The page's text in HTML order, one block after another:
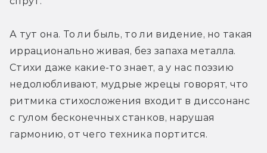
А тут она. То ли быль, то ли видение, но такая
иррационально живая, без запаха металла.
Стихи даже какие-то знает, а у нас поэзию
недолюбливают, мудрые жрецы говорят, что
ритмика стихосложения входит в диссонанс
с гулом бесконечных станков, нарушая
гармонию, от чего техника портится.